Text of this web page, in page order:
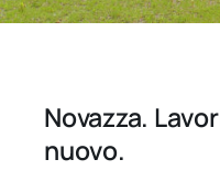
Novazza.
nuovo.